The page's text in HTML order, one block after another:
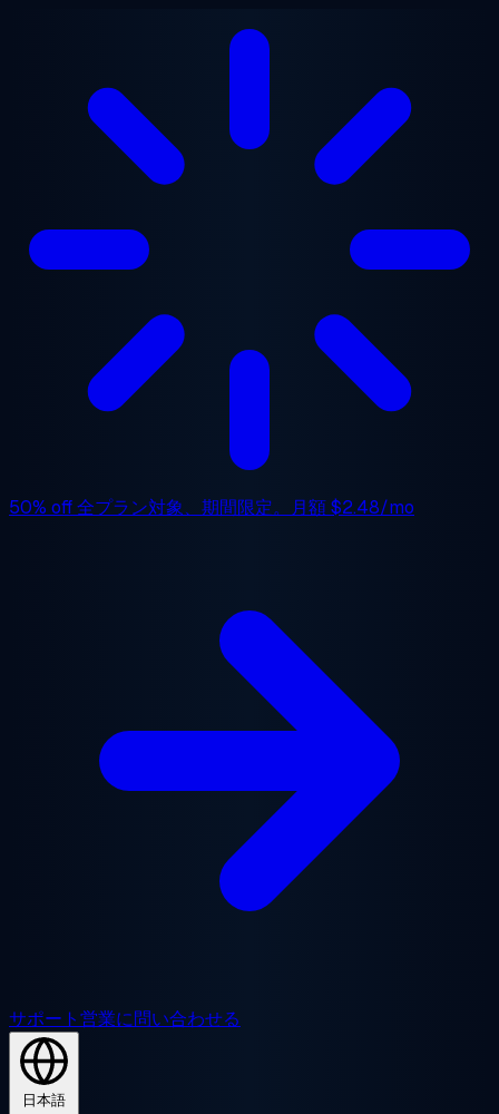
50% off全プラン対象、期間限定。月額$2.48/mo
サポート営業に問い合わせる
日本語